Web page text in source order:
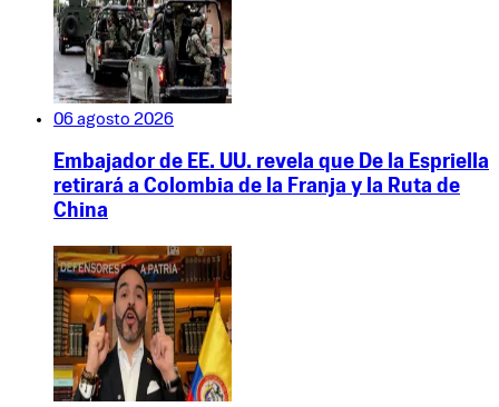
06 agosto 2026
Embajador de EE. UU. revela que De la Espriella
retirará a Colombia de la Franja y la Ruta de
China